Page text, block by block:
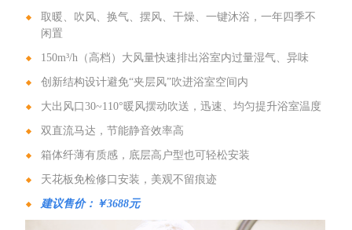
取暖、吹风、换气、摆风、干燥、一键沐浴，一年四季不
闲置
150m³/h（高档）大风量快速排出浴室内过量湿气、异味
创新结构设计避免“夹层风”吹进浴室空间内
大出风口30~110°暖风摆动吹送，迅速、均匀提升浴室温度
双直流马达，节能静音效率高
箱体纤薄有质感，底层高户型也可轻松安装
天花板免检修口安装，美观不留痕迹
建议售价：￥3688元